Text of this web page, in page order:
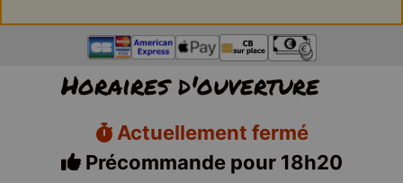
Horaires d'ouverture
Actuellement fermé
Précommande pour 18h20